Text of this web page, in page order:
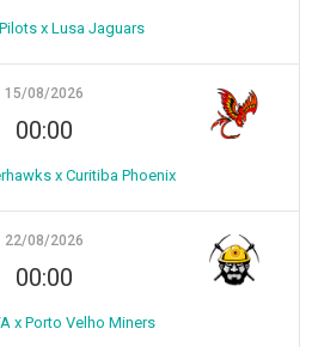
x Lusa Jaguars
15/08/2026
00:00
x Curitiba Phoenix
22/08/2026
00:00
x Porto Velho Miners